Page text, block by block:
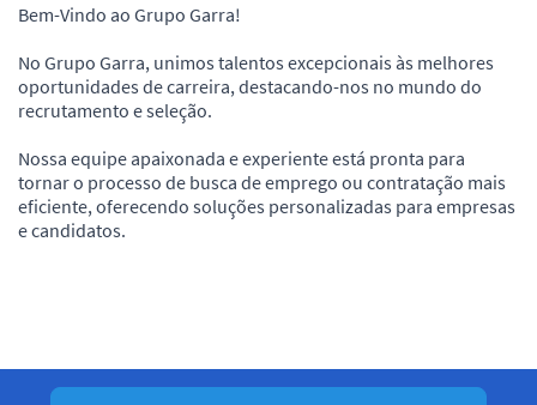
Bem-Vindo ao Grupo Garra!
No Grupo Garra, unimos talentos excepcionais às melhores
oportunidades de carreira, destacando-nos no mundo do
recrutamento e seleção.
Nossa equipe apaixonada e experiente está pronta para
tornar o processo de busca de emprego ou contratação mais
eficiente, oferecendo soluções personalizadas para empresas
e candidatos.